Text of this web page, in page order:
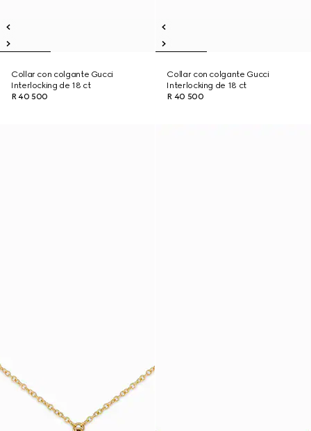
Collar con colgante Gucci
Interlocking de 18 ct
R 40 500
Collar con colgante Gucci
Interlocking de 18 ct
R 40 500